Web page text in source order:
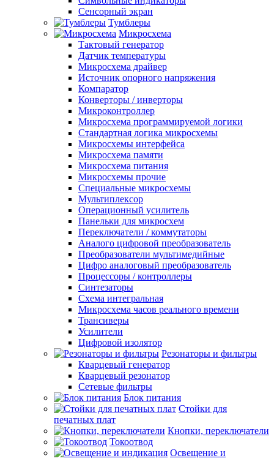
Сенсорный экран
Тумблеры
Микросхема
Тактовый генератор
Датчик температуры
Микросхема драйвер
Источник опорного напряжения
Компаратор
Конверторы / инверторы
Микроконтроллер
Микросхема программируемой логики
Стандартная логика микросхемы
Микросхемы интерфейса
Микросхема памяти
Микросхема питания
Микросхемы прочие
Специальные микросхемы
Мультиплексор
Операционный усилитель
Панельки для микросхем
Переключатели / коммутаторы
Аналого цифровой преобразователь
Преобразователи мультимедийные
Цифро аналоговый преобразователь
Процессоры / контроллеры
Синтезаторы
Схема интегральная
Микросхема часов реального времени
Трансиверы
Усилители
Цифровой изолятор
Резонаторы и фильтры
Кварцевый генератор
Кварцевый резонатор
Сетевые фильтры
Блок питания
Стойки для
печатных плат
Кнопки, переключатели
Токоотвод
Освещение и